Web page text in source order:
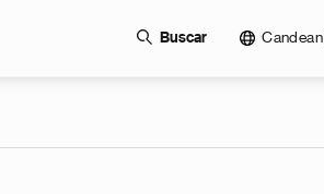
Buscar Candean